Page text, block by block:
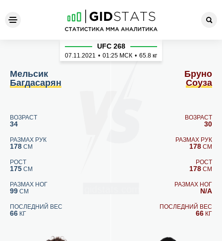
Мельсик Багдасарян -
Мельсик
Багдасарян
ВОЗРАСТ
34
РАЗМАХ РУК
178 СМ
РОСТ
175 СМ
РАЗМАХ НОГ
99 СМ
ПОСЛЕДНИЙ ВЕС
66 КГ
UFC 268
07.11.2021 • 01:25 МСК • 65.8 кг
Бруно
Соуза
ВОЗРАСТ
30
РАЗМАХ РУК
178 СМ
РОСТ
178 СМ
РАЗМАХ НОГ
N/A
ПОСЛЕДНИЙ ВЕС
66 КГ